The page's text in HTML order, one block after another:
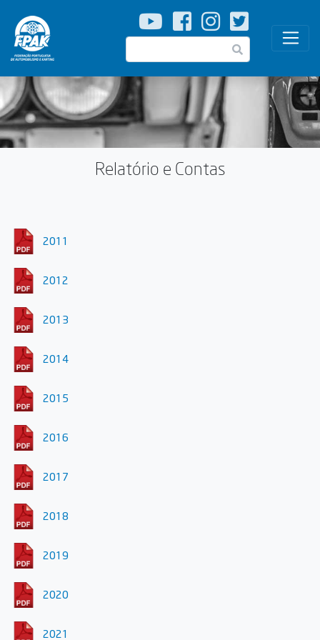
Passar
para
o
Pesquisar
Relatório e Contas
2011
2012
2013
2014
2015
2016
2017
2018
2019
2020
2021